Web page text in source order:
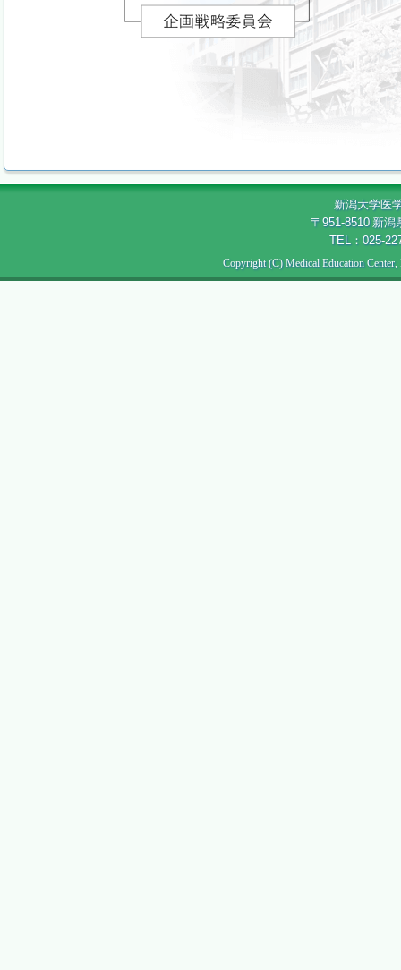
新潟大学医
〒951-8510新潟
TEL：025-
Copyright (C) Medical Education